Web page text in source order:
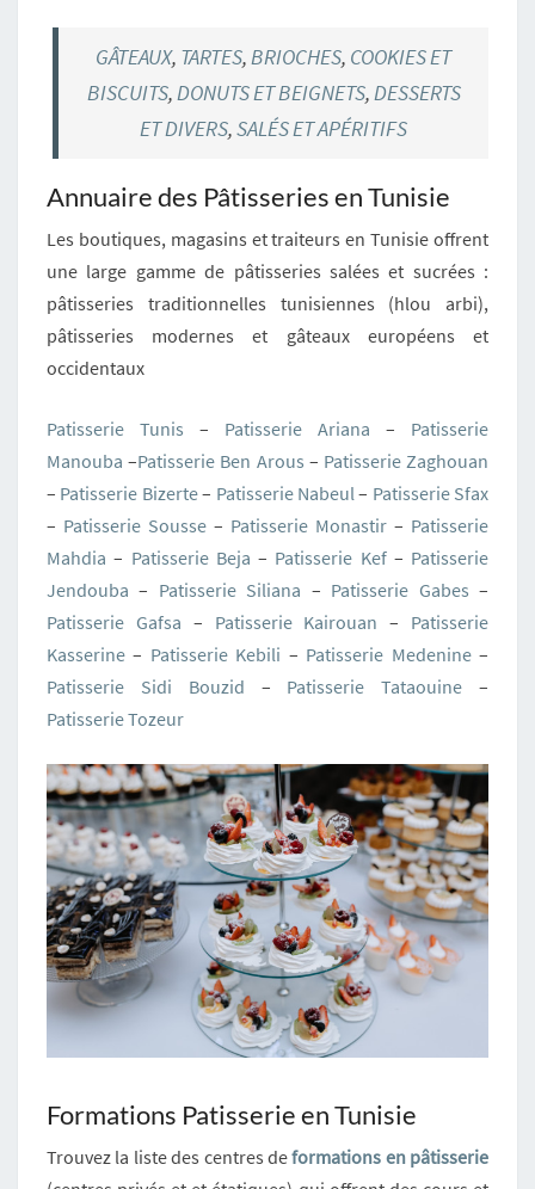
GÂTEAUX, TARTES, BRIOCHES, COOKIES ET
BISCUITS, DONUTS ET BEIGNETS, DESSERTS
ET DIVERS,SALÉS ET APÉRITIFS
Annuaire des Pâtisseries en Tunisie
Les boutiques, magasins et traiteurs en Tunisie offrent
une large gamme de pâtisseries salées et sucrées :
pâtisseries traditionnelles tunisiennes (hlou arbi),
pâtisseries modernes et gâteaux européens et
occidentaux
Patisserie Tunis – Patisserie Ariana – Patisserie
Manouba –Patisserie Ben Arous – Patisserie Zaghouan
– Patisserie Bizerte– Patisserie Nabeul – Patisserie Sfax
– Patisserie Sousse – Patisserie Monastir – Patisserie
Mahdia – Patisserie Beja – Patisserie Kef– Patisserie
Jendouba – Patisserie Siliana – Patisserie Gabes –
Patisserie Gafsa – Patisserie Kairouan – Patisserie
Kasserine – Patisserie Kebili – Patisserie Medenine–
Patisserie Sidi Bouzid – Patisserie Tataouine –
Patisserie Tozeur
Formations Patisserie en Tunisie
Trouvez la liste des centres deformations en pâtisserie